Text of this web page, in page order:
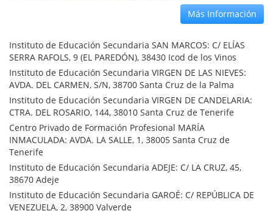
Más Información
Instituto de Educación Secundaria SAN MARCOS: C/ ELÍAS
SERRA RAFOLS, 9 (EL PAREDÓN), 38430 Icod de los Vinos
Instituto de Educación Secundaria VIRGEN DE LAS NIEVES:
AVDA. DEL CARMEN, S/N, 38700 Santa Cruz de la Palma
Instituto de Educación Secundaria VIRGEN DE CANDELARIA:
CTRA. DEL ROSARIO, 144, 38010 Santa Cruz de Tenerife
Centro Privado de Formación Profesional MARÍA
INMACULADA: AVDA. LA SALLE, 1, 38005 Santa Cruz de
Tenerife
Instituto de Educación Secundaria ADEJE: C/ LA CRUZ, 45,
38670 Adeje
Instituto de Educación Secundaria GAROÉ: C/ REPÚBLICA DE
VENEZUELA, 2, 38900 Valverde